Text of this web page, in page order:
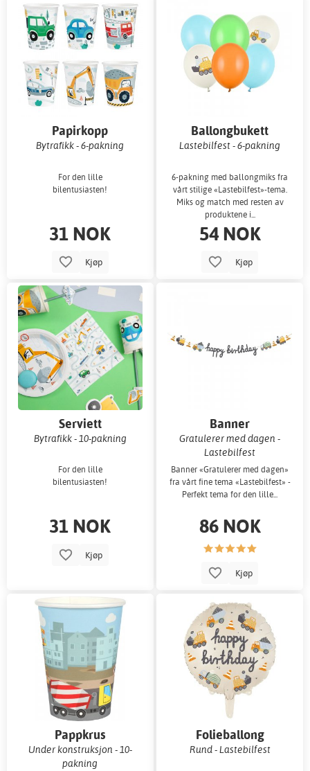
Papirkopp
Bytrafikk - 6-pakning
For den lille
bilentusiasten!
31 NOK
Kjøp
Ballongbukett
Lastebilfest - 6-pakning
6-pakning med ballongmiks fra
vårt stilige «Lastebilfest»-tema.
Miks og match med resten av
produktene i...
54 NOK
Kjøp
Serviett
Bytrafikk - 10-pakning
For den lille
bilentusiasten!
31 NOK
Kjøp
Banner
Gratulerer med dagen -
Lastebilfest
Banner «Gratulerer med dagen»
fra vårt fine tema «Lastebilfest» -
Perfekt tema for den lille...
86 NOK
Kjøp
Pappkrus
Under konstruksjon - 10-
pakning
Folieballong
Rund - Lastebilfest